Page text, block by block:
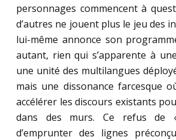
personnages commencent à
d’autres ne jouent plus le jeu des
lui-même annonce son
autant, rien qui s’apparente à
une unité des multilangues
mais une dissonance farcesque
accélérer les discours existants
dans des murs. Ce refus de
d’emprunter des lignes